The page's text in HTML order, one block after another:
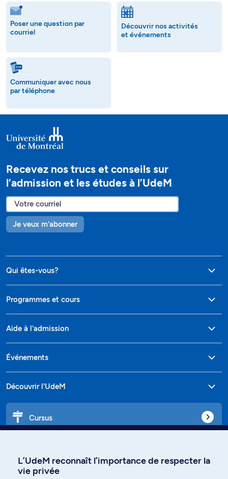
Poser une question par
courriel
Découvrir nos activités
et événements
Communiquer avec nous
par téléphone
Recevez nos trucs et conseils sur
l’admission et les études à l’UdeM
Je veux m'abonner
Qui êtes-vous?
Programmes et cours
Aide à l'admission
Événements
Découvrir l'UdeM
Cursus
L’UdeM reconnaît l’importance de respecter la
vie privée